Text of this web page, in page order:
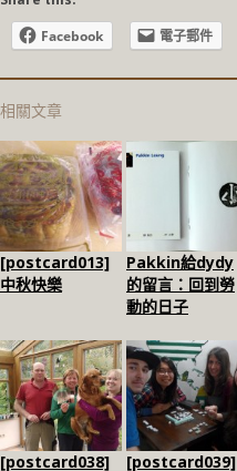
Facebook
電子郵件
相關文章
[postcard013]
中秋快樂
Pakkin給dydy
的留言：回到勞
動的日子
[postcard038]
[postcard039]